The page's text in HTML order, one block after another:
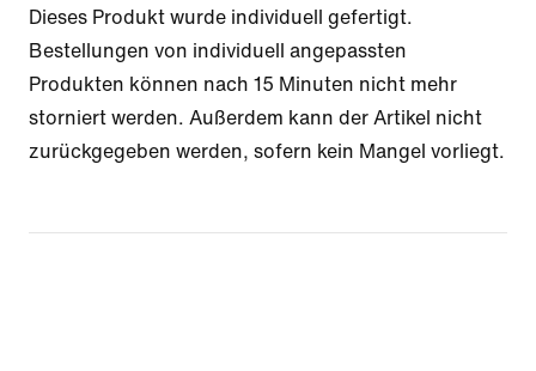
Dieses Produkt wurde individuell gefertigt.
Bestellungen von individuell angepassten
Produkten können nach 15 Minuten nicht mehr
storniert werden. Außerdem kann der Artikel nicht
zurückgegeben werden, sofern kein Mangel vorliegt.